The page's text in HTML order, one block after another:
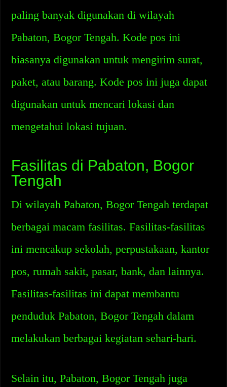
paling banyak digunakan di wilayah
Pabaton, Bogor Tengah. Kode pos ini
biasanya digunakan untuk mengirim surat,
paket, atau barang. Kode pos ini juga dapat
digunakan untuk mencari lokasi dan
mengetahui lokasi tujuan.
Fasilitas di Pabaton, Bogor
Tengah
Di wilayah Pabaton, Bogor Tengah terdapat
berbagai macam fasilitas. Fasilitas-fasilitas
ini mencakup sekolah, perpustakaan, kantor
pos, rumah sakit, pasar, bank, dan lainnya.
Fasilitas-fasilitas ini dapat membantu
penduduk Pabaton, Bogor Tengah dalam
melakukan berbagai kegiatan sehari-hari.
Selain itu, Pabaton, Bogor Tengah juga